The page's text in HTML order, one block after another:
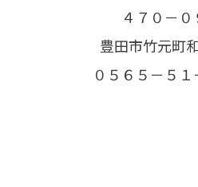
４７０－０
豊田市竹元町
０５６５－５１